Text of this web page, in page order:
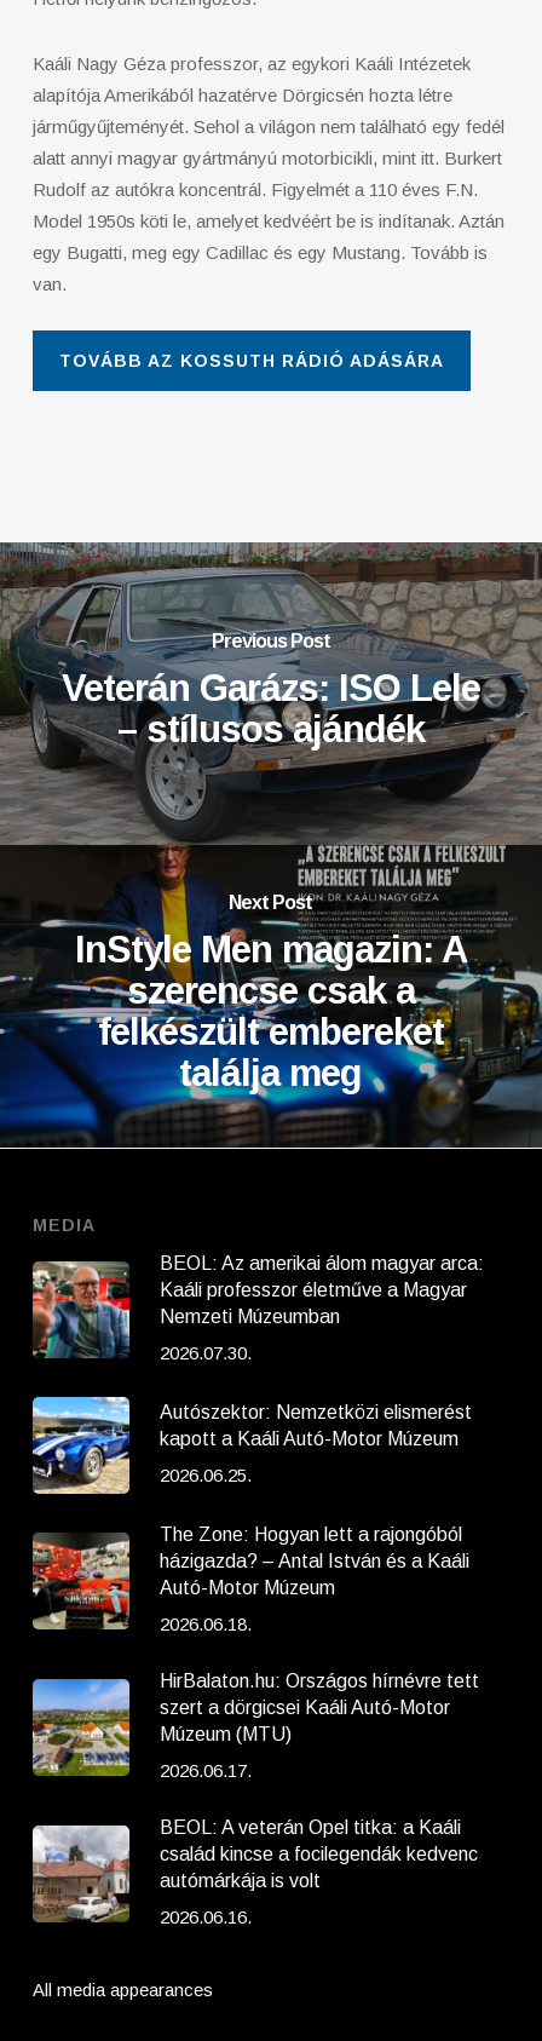
Kaáli Nagy Géza professzor, az egykori Kaáli Intézetek
alapítója Amerikából hazatérve Dörgicsén hozta létre
járműgyűjteményét. Sehol a világon nem található egy fedél
alatt annyi magyar gyártmányú motorbicikli, mint itt. Burkert
Rudolf az autókra koncentrál. Figyelmét a 110 éves F.N.
Model 1950s köti le, amelyet kedvéért be is indítanak. Aztán
egy Bugatti, meg egy Cadillac és egy Mustang. Tovább is
van.
TOVÁBB AZ KOSSUTH RÁDIÓ ADÁSÁRA
Previous Post
Veterán Garázs: ISO Lele
– stílusos ajándék
Next Post
InStyle Men magazin: A
szerencse csak a
felkészült embereket
találja meg
MEDIA
BEOL: Az amerikai álom magyar arca:
Kaáli professzor életműve a Magyar
Nemzeti Múzeumban
2026.07.30.
Autószektor: Nemzetközi elismerést
kapott a Kaáli Autó-Motor Múzeum
2026.06.25.
The Zone: Hogyan lett a rajongóból
házigazda? – Antal István és a Kaáli
Autó-Motor Múzeum
2026.06.18.
HirBalaton.hu: Országos hírnévre tett
szert a dörgicsei Kaáli Autó-Motor
Múzeum (MTU)
2026.06.17.
BEOL: A veterán Opel titka: a Kaáli
család kincse a focilegendák kedvenc
autómárkája is volt
2026.06.16.
All media appearances